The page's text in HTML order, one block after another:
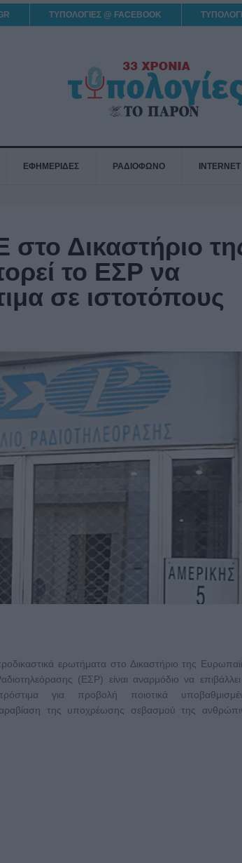
ΤΥΠΟΛΟΓΙΕΣ @ FACEBOOK
ΕΦΗΜΕΡΙΔΕΣ ΡΑΔΙΟΦΩΝΟ INTERNET
Δικαστήριο
το ΕΣΡ να
σε ιστοτόπους
ερωτήματα στο Δικαστήριο της
(ΕΣΡ) είναι αναρμόδιο να
για προβολή ποιοτικά
της υποχρέωσης σεβασμού της